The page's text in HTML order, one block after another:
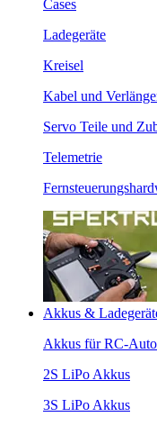
Cases
Ladegeräte
Kreisel
Kabel und
Servo Teile und
Telemetrie
Akkus &
Akkus für RC-
2S LiPo Akkus
3S LiPo Akkus